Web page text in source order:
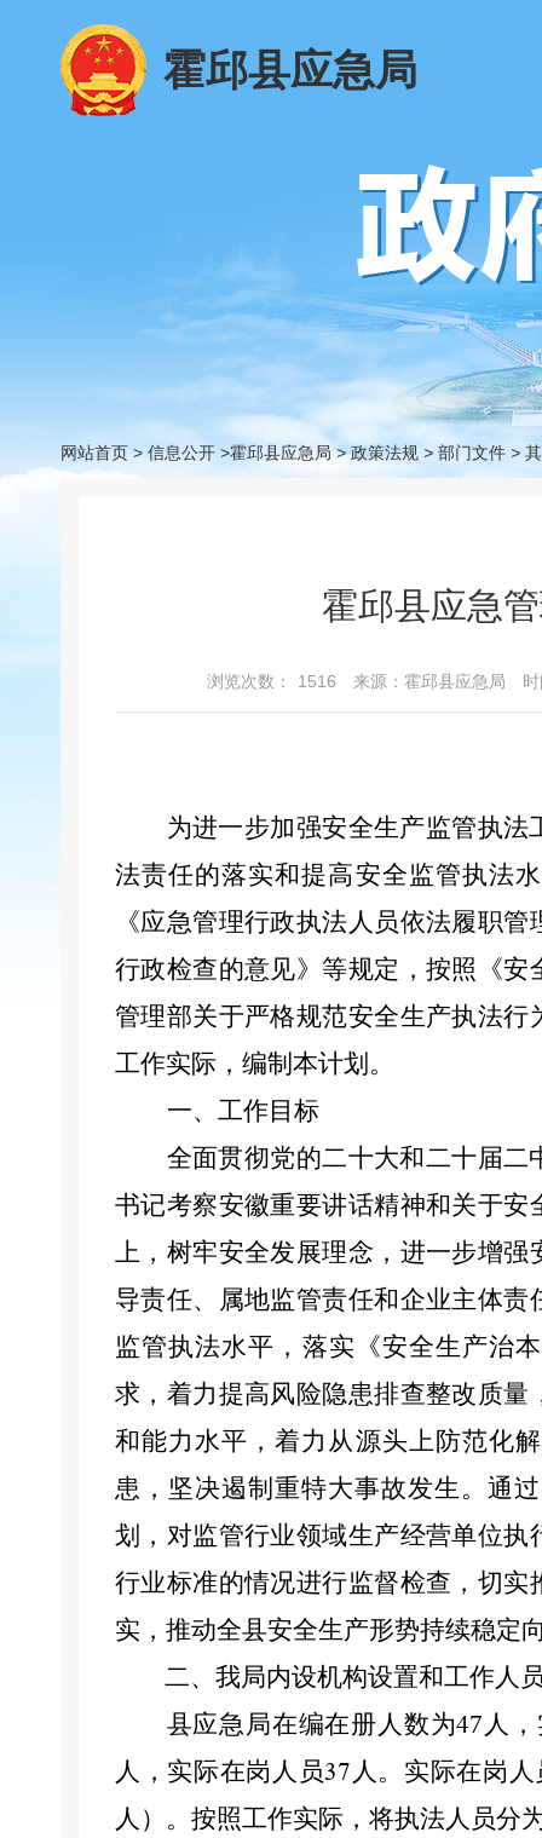
霍邱县应急局
网站首页 > 信息公开 >霍邱县应急局> 政策法规 > 部门文件 >
霍邱县应急
浏览次数： 1516 来源：霍邱县应急局
为进一步加强安全生产监管执
法责任的落实和提高安全监管执法
《应急管理行政执法人员依法履职管
行政检查的意见》等规定，按照《安
管理部关于严格规范安全生产执法行
工作实际 ， 编制 本计划。
一、工作目标
全面贯彻党的二十大和二十届二
书记考察安徽重要讲话精神和关于安
上，树牢安全发展理念，进一步增
导责任、 属地监管责任和企业主体
监管执法水平 ， 落实《安全生产治
求， 着力提高风险隐患排查整改质量
和能力水平 ，着力从源头上防范化
患，坚决遏制重特大事故发生。通
划 ， 对监管行业领域生产经营单位
行业标准的情况进行监督检查，切
实，推动全县安全生产形势持续稳定
二、我局内设机构设置和工作人
县应急局在编在册人数为47 人
人，实际在岗人员37 人 。 实际在岗人
人）。按照工作实际，将执法人员分